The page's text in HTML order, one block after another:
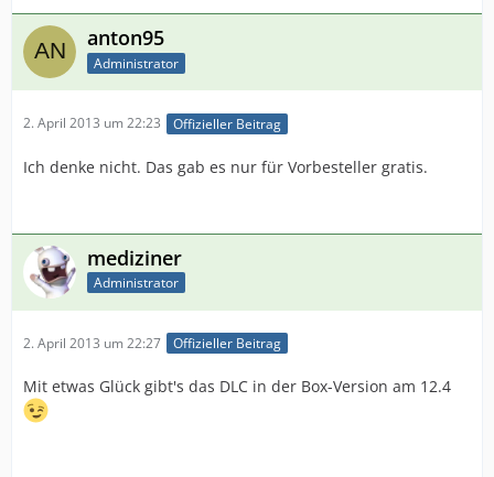
anton95
Administrator
2. April 2013 um 22:23 Offizieller Beitrag
Ich denke nicht. Das gab es nur für Vorbesteller gratis.
mediziner
Administrator
2. April 2013 um 22:27 Offizieller Beitrag
Mit etwas Glück gibt's das DLC in der Box-Version am 12.4